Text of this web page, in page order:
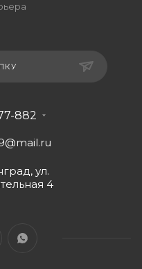
882
ул.
4